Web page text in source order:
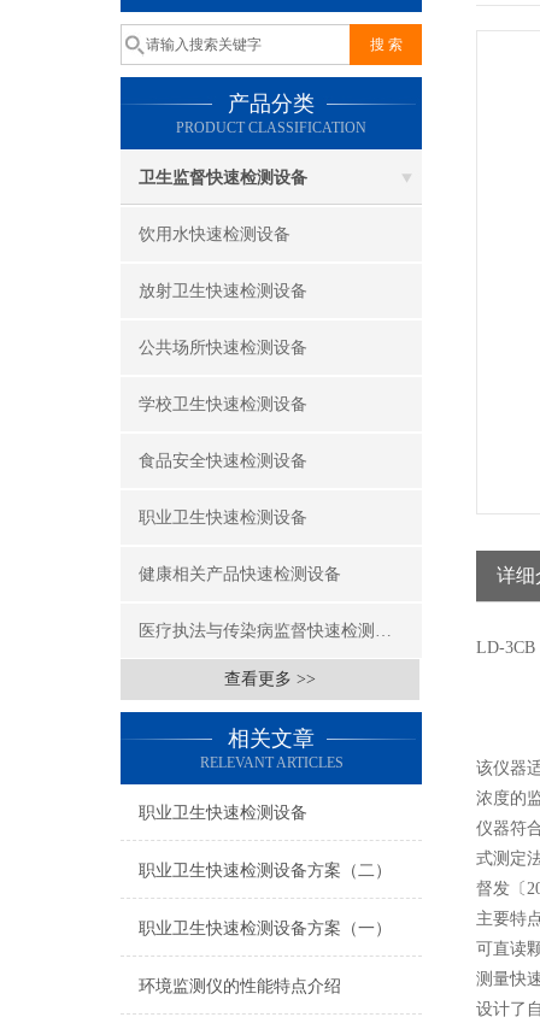
产品分类
PRODUCT CLASSIFICATION
卫生监督快速检测设备
饮用水快速检测设备
放射卫生快速检测设备
公共场所快速检测设备
学校卫生快速检测设备
食品安全快速检测设备
职业卫生快速检测设备
健康相关产品快速检测设备
医疗执法与传染病监督快速检测设备
查看更多 >>
相关文章
RELEVANT ARTICLES
职业卫生快速检测设备
职业卫生快速检测设备方案（二）
职业卫生快速检测设备方案（一）
环境监测仪的性能特点介绍
详细
LD-3CB
该仪器
浓度的
仪器符
式测定
督发〔
主要特
可直读
测量快
设计了